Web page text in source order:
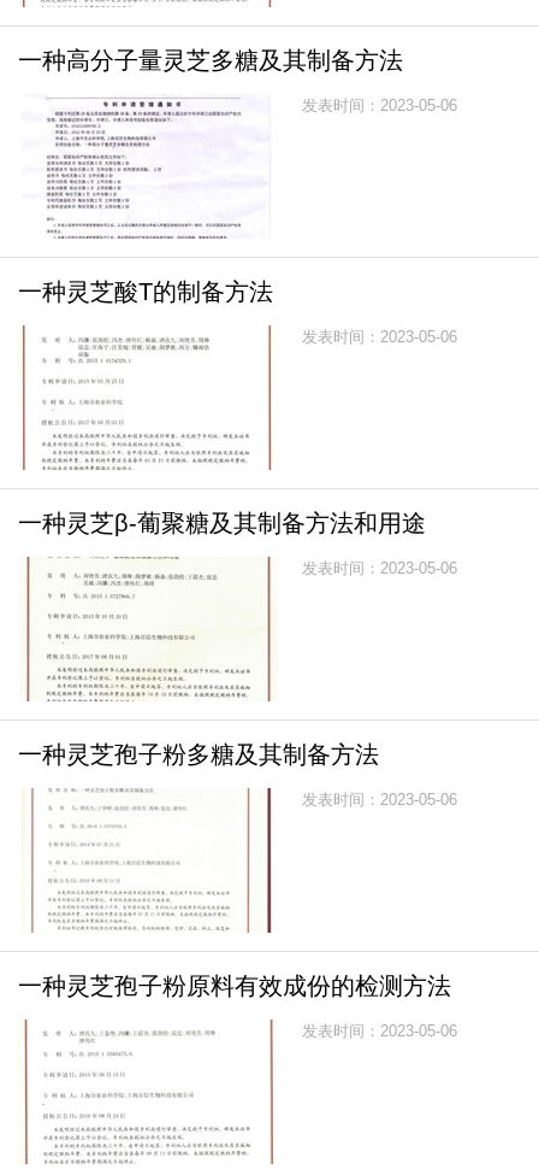
一种高分子量灵芝多糖及其制备方法
发表时间：2023-05-06
一种灵芝酸T的制备方法
发表时间：2023-05-06
一种灵芝β-葡聚糖及其制备方法和用途
发表时间：2023-05-06
一种灵芝孢子粉多糖及其制备方法
发表时间：2023-05-06
一种灵芝孢子粉原料有效成份的检测方法
发表时间：2023-05-06